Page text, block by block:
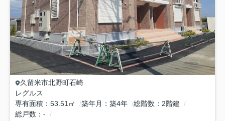
久留米市北野町石崎
レグルス
専有面積
53.51㎡ 築年月 築4年 総階数
2階建
総戸数
-